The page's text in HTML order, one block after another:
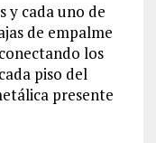
y cada uno de
de empalme
los
piso del
presente